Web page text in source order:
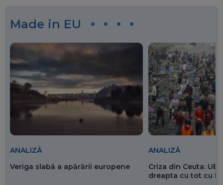
Made in EU
ANALIZĂ
Veriga slabă a apărării europene
ANALIZĂ
Criza din Ceuta: UE
dreapta cu tot cu